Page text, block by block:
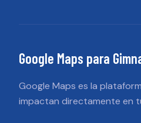
Google Maps para
Google Maps es la
impactan directamente en